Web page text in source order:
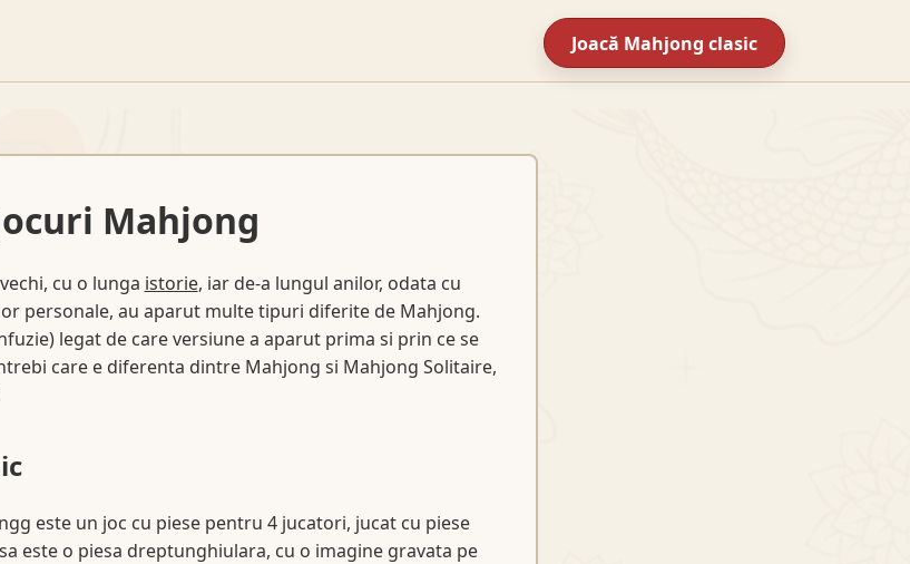
Joacă Mahjong clasic
Mahjong
cu o lunga istorie, iar de-a lungul anilor, odata cu
personale, au aparut multe tipuri diferite de Mahjong.
legat de care versiune a aparut prima si prin ce se
care e diferenta dintre Mahjong si Mahjong Solitaire,
este un joc cu piese pentru 4 jucatori, jucat cu piese
este o piesa dreptunghiulara, cu o imagine gravata pe